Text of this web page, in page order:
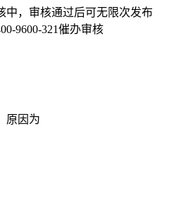
中，审核通过后可无限次发布
9600-321催办审核
原因为